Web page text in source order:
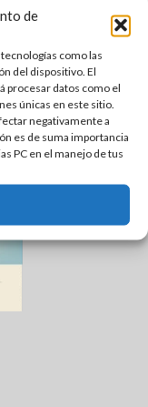
de
como las
del dispositivo. El
procesar datos como el
únicas en este sitio.
negativamente a
es de suma importancia
PC en el manejo de tus
Voleibol
en
coordinador